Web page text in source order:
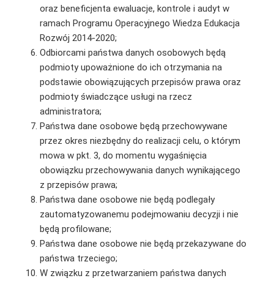
oraz beneficjenta ewaluacje, kontrole i audyt w
ramach Programu Operacyjnego Wiedza Edukacja
Rozwój 2014-2020;
Odbiorcami państwa danych osobowych będą
podmioty upoważnione do ich otrzymania na
podstawie obowiązujących przepisów prawa oraz
podmioty świadczące usługi na rzecz
administratora;
Państwa dane osobowe będą przechowywane
przez okres niezbędny do realizacji celu, o którym
mowa w pkt. 3, do momentu wygaśnięcia
obowiązku przechowywania danych wynikającego
z przepisów prawa;
Państwa dane osobowe nie będą podlegały
zautomatyzowanemu podejmowaniu decyzji i nie
będą profilowane;
Państwa dane osobowe nie będą przekazywane do
państwa trzeciego;
W związku z przetwarzaniem państwa danych